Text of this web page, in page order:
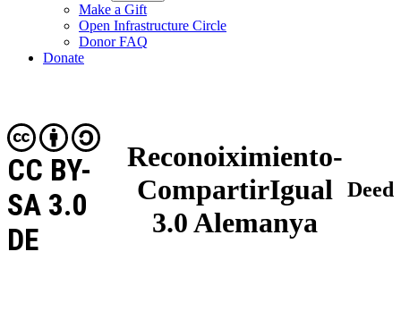
Make a Gift
Open Infrastructure Circle
Donor FAQ
Donate
Reconoiximiento-
CompartirIgual
3.0 Alemanya
CC BY-
SA 3.0
DE
Deed